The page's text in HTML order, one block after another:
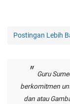
Postingan Lebih
Guru
berkomitmen
dan atau